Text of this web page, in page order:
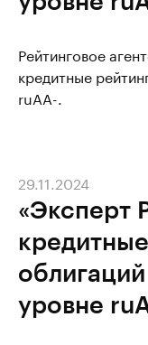
Рейтинговое
кредитные
ruAA-.
«Эксперт
уровне
29.11.2024